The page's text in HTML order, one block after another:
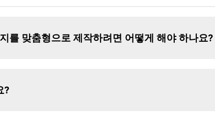
를 맞춤형으로 제작하려면 어떻게 해야 하나요?
?